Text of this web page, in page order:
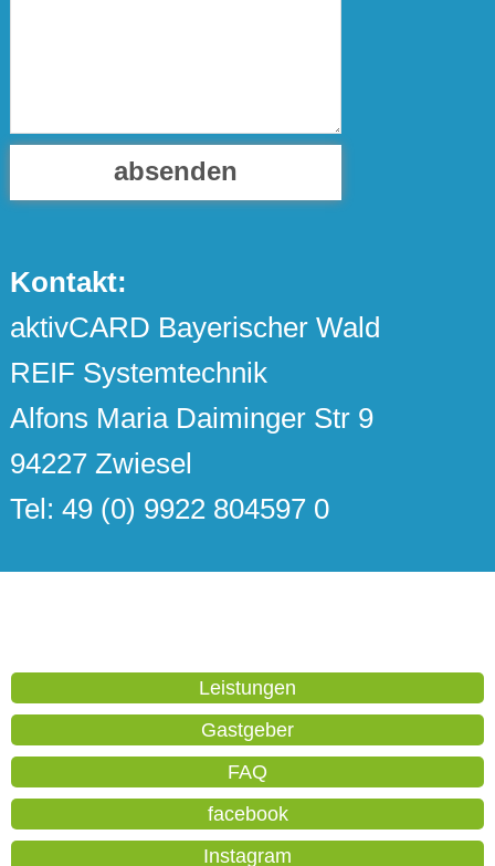
absenden
Kontakt:
aktivCARD Bayerischer Wald
REIF Systemtechnik
Alfons Maria Daiminger Str 9
94227 Zwiesel
Tel: 49 (0) 9922 804597 0
Leistungen
Gastgeber
FAQ
facebook
Instagram